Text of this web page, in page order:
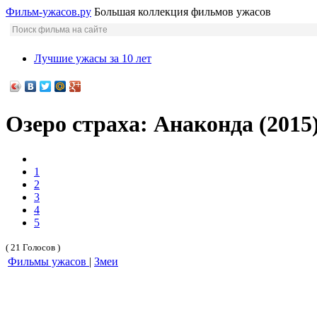
Фильм-ужасов.ру Большая коллекция фильмов ужасов
Лучшие ужасы за 10 лет
Озеро страха: Анаконда
1
2
3
4
5
( 21 Голосов )
Фильмы ужасов | Змеи